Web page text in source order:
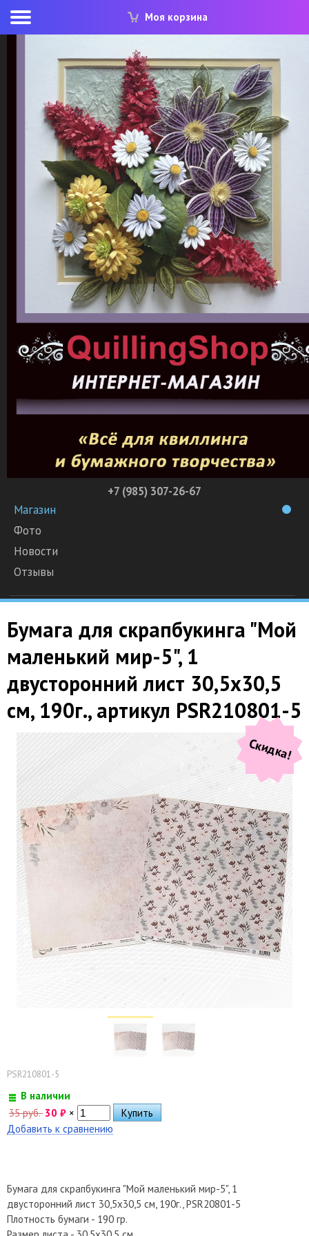
Моя корзина
+7 (985) 307-26-67
Магазин
Фото
Новости
Отзывы
Бумага для скрапбукинга "Мой
маленький мир-5", 1
двусторонний лист 30,5х30,5
см, 190г., артикул PSR210801-5
Скидка!
PSR210801-5
В наличии
35 руб. 30 ₽ ×
Добавить к сравнению
Бумага для скрапбукинга "Мой маленький мир-5", 1
двусторонний лист 30,5х30,5 см, 190г., PSR20801-5
Плотность бумаги - 190 гр.